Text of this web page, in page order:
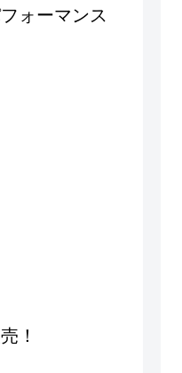
ォーマンス
！